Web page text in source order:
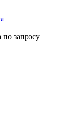
по запросу